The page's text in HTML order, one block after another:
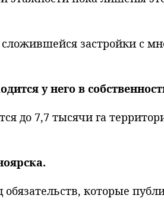
застройки с
у него в
до 7,7 тысячи га
которые